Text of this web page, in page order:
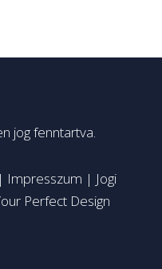
jog fenntartva.
| Impresszum | Jogi
Perfect Design